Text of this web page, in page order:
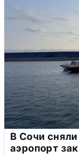
В Сочи
аэропорт